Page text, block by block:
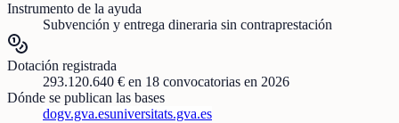
Instrumento de la ayuda
Subvención y entrega dineraria sin contraprestación
Dotación registrada
293.120.640 € en 18 convocatorias en 2026
Dónde se publican las bases
dogv.gva.esuniversitats.gva.es